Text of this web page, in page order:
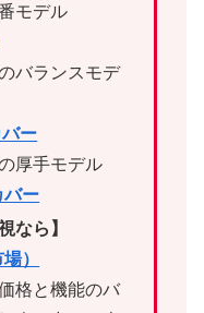
モデル
バランスモデ
ー
厚手モデル
バー
なら】
）
格と機能のバ